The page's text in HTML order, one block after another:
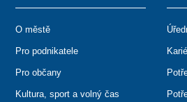
O městě
Pro podnikatele
Pro občany
Kultura, sport a volný čas